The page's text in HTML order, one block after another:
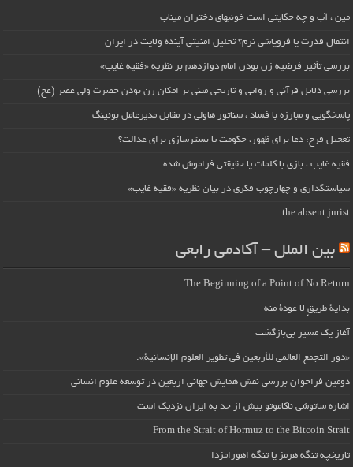
مین ، آب و چه حکایتی است خونبهای دختران میناب
انتقال قدرت یا فروپاشی نرم؟ تحلیل امنیتی آینده ولایت در ایران
بررسی تأثیر فرضیه زن بودن امام دوازدهم بر نظریه «فقیه غایب»
بررسی دلایل قرآنی و روایی و تاریخی مبنی بر امکان زن بودن حضرت ولی عصر (عج)
پاسخگویی و مبارزه با فساد ، سناتور هاولی در مقابل مدیرعامل بوئینگ
تعجیل فرج: دعا برای ظهور، حکومت یا بسترسازی برای عدالت؟
فقیه غایب ، بازی با کلمات یا حقیقتی فراموش شده
سیاستگذاری و چهارچوب فکری در بیان نظریه «فقیه غایب»
the absent jurist
بین الملل – آکادمی رابعی
The Beginning of a Point of No Return
بداية طريقٍ لا عودة منه
آغاز یک مسیر بی‌بازگشت
«دور التجمع العالمي للأربعين في تطوير العلوم الإنسانية».
دومین فراخوان بررسی نقش همایش جهانی اربعین در توسعه علوم انسانی
اشاره ساتوشی ناکاموتو بیش از حد به ایران نزدیک است
From the Strait of Hormuz to the Bitcoin Strait
تاریخچه تنگه هرمز یا تنگه اهورامزدا